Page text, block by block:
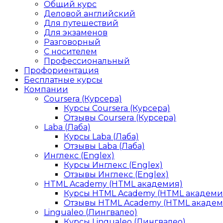
Общий курс
Деловой английский
Для путешествий
Для экзаменов
Разговорный
С носителем
Профессиональный
Профориентация
Бесплатные курсы
Компании
Coursera (Курсера)
Курсы Coursera (Курсера)
Отзывы Coursera (Курсера)
Laba (Лаба)
Курсы Laba (Лаба)
Отзывы Laba (Лаба)
Инглекс (Englex)
Курсы Инглекс (Englex)
Отзывы Инглекс (Englex)
HTML Academy (HTML академия)
Курсы HTML Academy (HTML
Отзывы HTML Academy (HTML
Lingualeo (Лингвалео)